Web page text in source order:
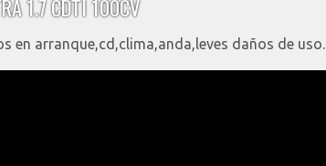
1.7 CDTI 100CV
en arranque,cd,clima,anda,leves daños de uso.